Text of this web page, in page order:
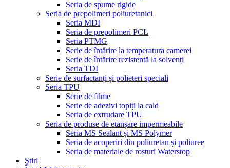
Seria de spume rigide
Seria de prepolimeri poliuretanici
Seria MDI
Seria de prepolimeri PCL
Seria PTMG
Serie de întărire la temperatura camerei
Serie de întărire rezistentă la solvenți
Seria TDI
Serie de surfactanți și polieteri speciali
Seria TPU
Serie de filme
Serie de adezivi topiți la cald
Seria de extrudare TPU
Seria de produse de etanșare impermeabile
Seria MS Sealant și MS Polymer
Seria de acoperiri din poliuretan și poliuree
Seria de materiale de rosturi Waterstop
Ştiri